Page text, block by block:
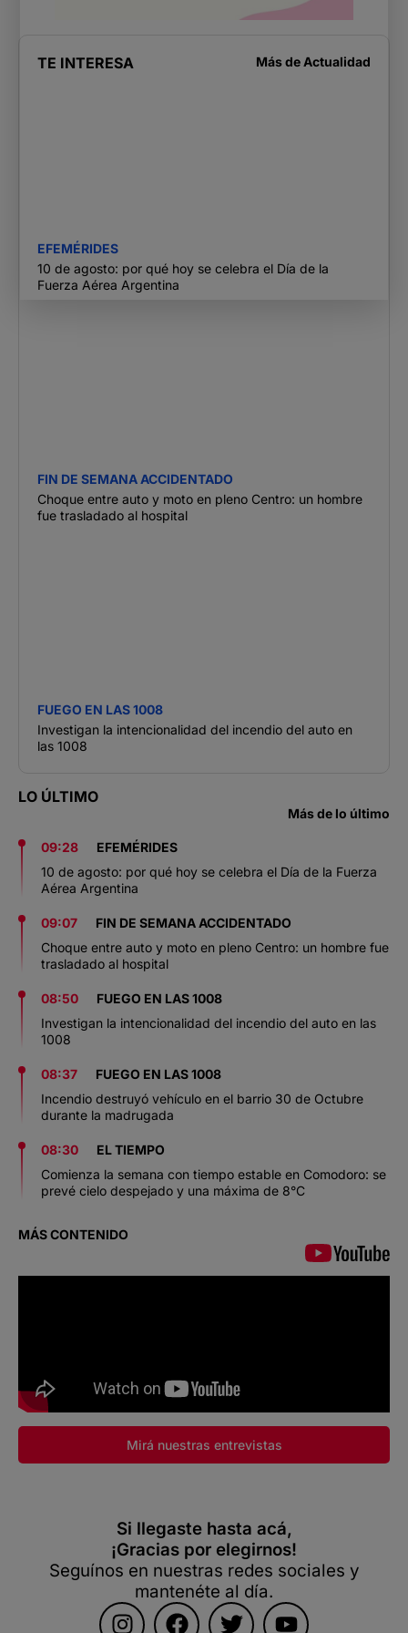
TE INTERESA Más de Actualidad
EFEMÉRIDES
10 de agosto: por qué hoy se celebra el Día de la
Fuerza Aérea Argentina
FIN DE SEMANA ACCIDENTADO
Choque entre auto y moto en pleno Centro: un hombre
fue trasladado al hospital
FUEGO EN LAS 1008
Investigan la intencionalidad del incendio del auto en
las 1008
LO ÚLTIMO
Más de lo último
09:28
EFEMÉRIDES
10 de agosto: por qué hoy se celebra el Día de la Fuerza
Aérea Argentina
09:07
FIN DE SEMANA ACCIDENTADO
Choque entre auto y moto en pleno Centro: un hombre fue
trasladado al hospital
08:50
FUEGO EN LAS 1008
Investigan la intencionalidad del incendio del auto en las
1008
08:37
FUEGO EN LAS 1008
Incendio destruyó vehículo en el barrio 30 de Octubre
durante la madrugada
08:30
EL TIEMPO
Comienza la semana con tiempo estable en Comodoro: se
prevé cielo despejado y una máxima de 8°C
MÁS CONTENIDO
Mirá nuestras entrevistas
Si llegaste hasta acá,
¡Gracias por elegirnos!
Seguínos en nuestras redes sociales y
mantenéte al día.